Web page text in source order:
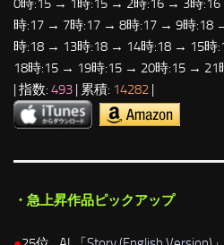
0時:15 → 1時:15 → 2時:16 → 3時
時:17 → 7時:17 → 8時:17 → 9時:18
時:18 → 13時:18 → 14時:18 → 15
18時:15 → 19時:15 → 20時:15 →
| 指数: 493 | 累積: 14282 |
・急上昇作品ピックアップ